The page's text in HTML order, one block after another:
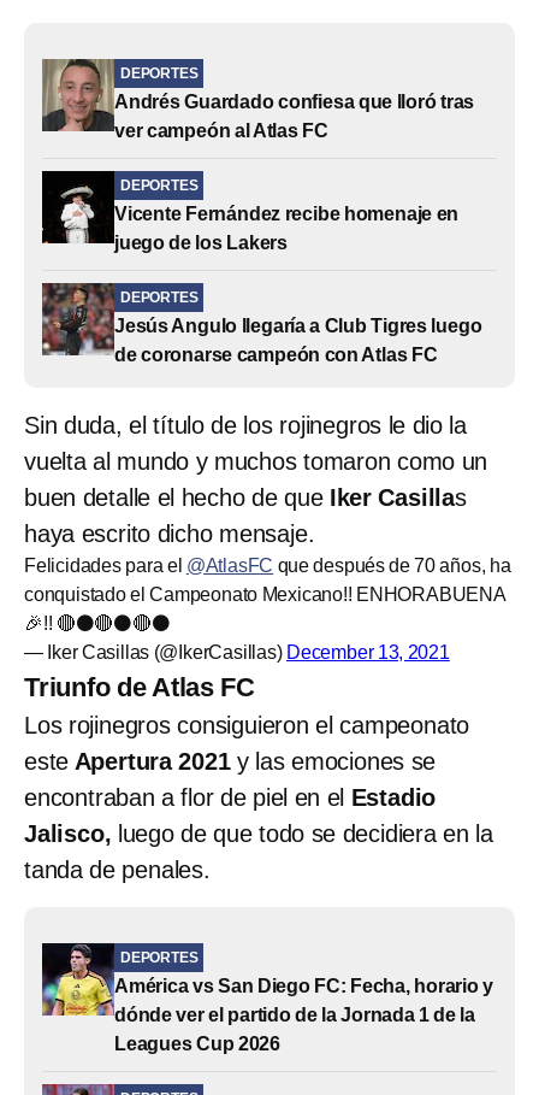
DEPORTES
Andrés Guardado confiesa que lloró tras
ver campeón al Atlas FC
DEPORTES
Vicente Fernández recibe homenaje en
juego de los Lakers
DEPORTES
Jesús Angulo llegaría a Club Tigres luego
de coronarse campeón con Atlas FC
Sin duda, el título de los rojinegros le dio la
vuelta al mundo y muchos tomaron como un
buen detalle el hecho de que Iker Casillas
haya escrito dicho mensaje.
Felicidades para el @AtlasFC que después de 70 años, ha
conquistado el Campeonato Mexicano!! ENHORABUENA
🎉!! 🔴⚫️🔴⚫️🔴⚫️
— Iker Casillas (@IkerCasillas) December 13, 2021
Triunfo de Atlas FC
Los rojinegros consiguieron el campeonato
este Apertura 2021y las emociones se
encontraban a flor de piel en el Estadio
Jalisco, luego de que todo se decidiera en la
tanda de penales.
DEPORTES
América vs San Diego FC: Fecha, horario y
dónde ver el partido de la Jornada 1 de la
Leagues Cup 2026